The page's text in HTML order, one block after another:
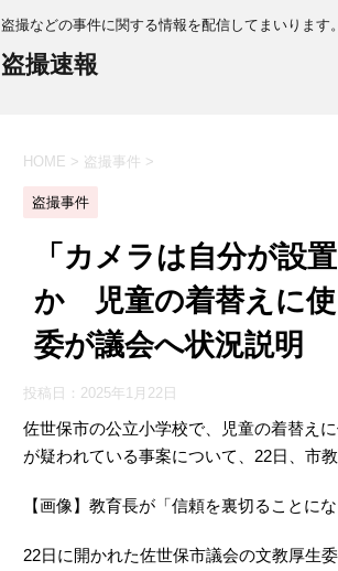
盗撮などの事件に関する情報を配信してまいります。
盗撮速報
HOME > 盗撮事件 >
盗撮事件
「カメラは自分が設
か 児童の着替えに
委が議会へ状況説明
投稿日： 2025年1月22日
佐世保市の公立小学校で、児童の着替え
が疑われている事案について、22日、市
【画像】教育長が「信頼を裏切ることに
22日に開かれた佐世保市議会の文教厚生